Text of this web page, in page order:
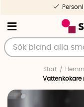
Start
Vattenkokare